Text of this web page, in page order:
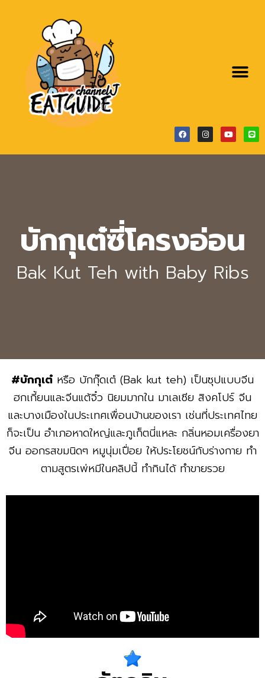
บักกุเต๋ซี่โครงอ่อน
Bak Kut Teh with Baby Ribs
#บักกุเต๋ หรือ บักกุ๊ดเต๋ (Bak kut teh) เป็นซุปแบบจีน
ฮกเกี้ยนและจีนแต้จิ๋ว นิยมมากใน มาเลเซีย สิงคโปร์ จีน
และบางเมืองในประเทศเพื่อนบ้านของเรา เช่นที่ประเทศไทย
ก็จะเป็น อำเภอหาดใหญ่และภูเก็ตนี่แหละ กลิ่นหอมเครื่องยา
จีน ออกรสขมนิดๆ หมูนุ่มเปื่อย ให้ประโยชน์กับร่างกาย ทำ
ตามสูตรเพ่หมีในคลิปนี้ ทำกินได้ ทำขายรวย